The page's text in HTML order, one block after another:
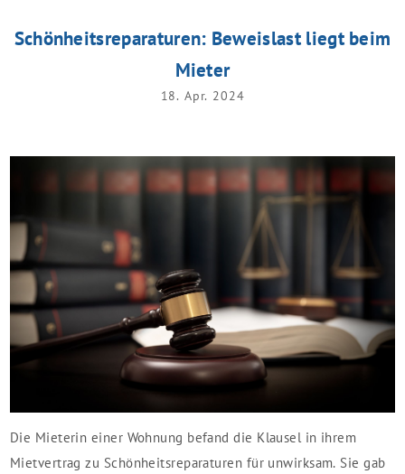
Schönheitsreparaturen: Beweislast liegt beim
Mieter
18. Apr. 2024
Die Mieterin einer Wohnung befand die Klausel in ihrem
Mietvertrag zu Schönheitsreparaturen für unwirksam. Sie gab